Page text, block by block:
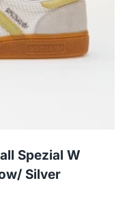
Spezial W
Silver